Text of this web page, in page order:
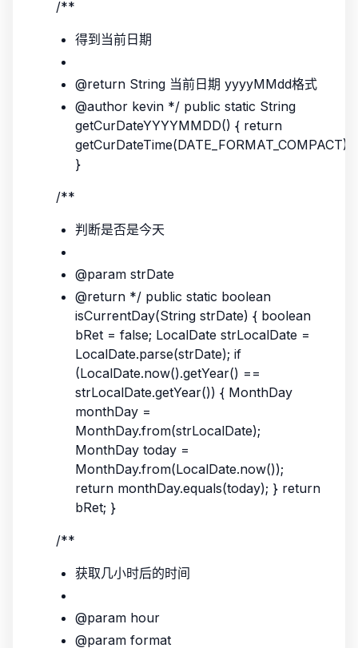
/**
得到当前日期
@return String 当前日期 yyyyMMdd格式
@author kevin */ public static String
getCurDateYYYYMMDD() { return
getCurDateTime(DATE_FORMAT_COMPACT);
}
/**
判断是否是今天
@param strDate
@return */ public static boolean
isCurrentDay(String strDate) { boolean
bRet = false; LocalDate strLocalDate =
LocalDate.parse(strDate); if
(LocalDate.now().getYear() ==
strLocalDate.getYear()) { MonthDay
monthDay =
MonthDay.from(strLocalDate);
MonthDay today =
MonthDay.from(LocalDate.now());
return monthDay.equals(today); } return
bRet; }
/**
获取几小时后的时间
@param hour
@param format